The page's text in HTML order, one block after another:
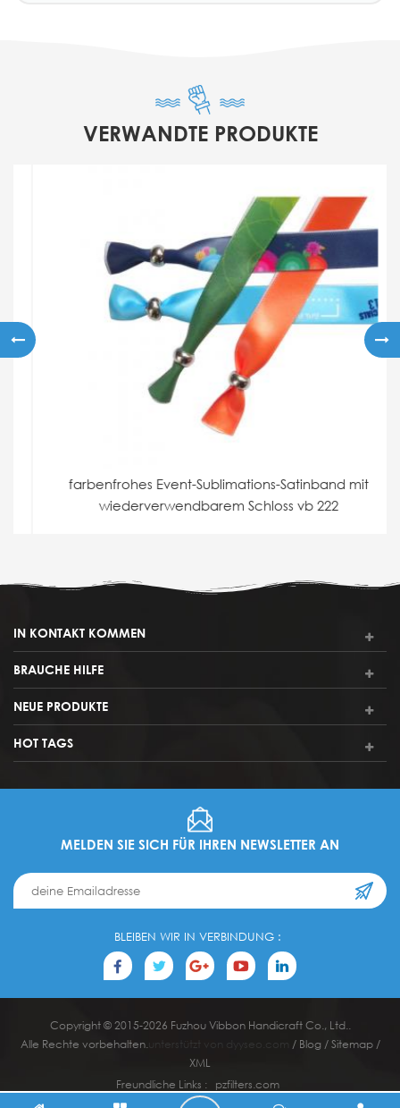
VERWANDTE PRODUKTE
farbenfrohes Event-Sublimations-Satinband mit
wiederverwendbarem Schloss vb 222
farbenfrohes Event-Sublimations-Satinband mit
wiederverwendbarem Schloss vb 222
oder : Fertigen Sie als pantone Farbbuch besonders an benutzt für:
Party / Metting / Pool usw moq: 100 Stück uns Alter: Ausweis /
Tickets
IN KONTAKT KOMMEN
BRAUCHE HILFE
NEUE PRODUKTE
HOT TAGS
MELDEN SIE SICH FÜR IHREN NEWSLETTER AN
BLEIBEN WIR IN VERBINDUNG :
Copyright © 2015-2026 Fuzhou Vibbon Handicraft Co., Ltd..
Alle Rechte vorbehalten.
unterstützt von dyyseo.com / Blog / Sitemap/
XML
Freundliche Links :
pzfilters.com